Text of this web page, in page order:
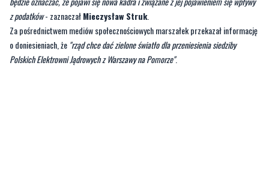
Polskich Elektrowni Jądrowych z Warszawy na Pomorze"